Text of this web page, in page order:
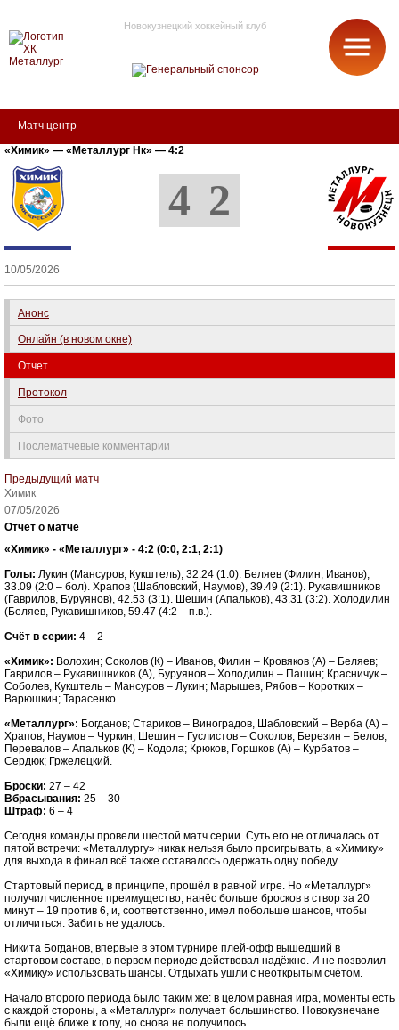
Новокузнецкий хоккейный клуб
Матч центр
«Химик» — «Металлург Нк» — 4:2
4 2
10/05/2026
Анонс
Онлайн (в новом окне)
Отчет
Протокол
Фото
Послематчевые комментарии
Предыдущий матч
Химик
07/05/2026
Отчет о матче
«Химик» - «Металлург» - 4:2 (0:0, 2:1, 2:1)
Голы: Лукин (Мансуров, Кукштель), 32.24 (1:0). Беляев (Филин, Иванов),
33.09 (2:0 – бол). Храпов (Шабловский, Наумов), 39.49 (2:1). Рукавишников
(Гаврилов, Буруянов), 42.53 (3:1). Шешин (Апальков), 43.31 (3:2). Холодилин
(Беляев, Рукавишников, 59.47 (4:2 – п.в.).
Счёт в серии: 4 – 2
«Химик»: Волохин; Соколов (К) – Иванов, Филин – Кровяков (А) – Беляев;
Гаврилов – Рукавишников (А), Буруянов – Холодилин – Пашин; Красничук –
Соболев, Кукштель – Мансуров – Лукин; Марышев, Рябов – Коротких –
Варюшкин; Тарасенко.
«Металлург»: Богданов; Стариков – Виноградов, Шабловский – Верба (А) –
Храпов; Наумов – Чуркин, Шешин – Гуслистов – Соколов; Березин – Белов,
Перевалов – Апальков (К) – Кодола; Крюков, Горшков (А) – Курбатов –
Сердюк; Гржелецкий.
Броски: 27 – 42
Вбрасывания: 25 – 30
Штраф: 6 – 4
Сегодня команды провели шестой матч серии. Суть его не отличалась от
пятой встречи: «Металлургу» никак нельзя было проигрывать, а «Химику»
для выхода в финал всё также оставалось одержать одну победу.
Стартовый период, в принципе, прошёл в равной игре. Но «Металлург»
получил численное преимущество, нанёс больше бросков в створ за 20
минут – 19 против 6, и, соответственно, имел побольше шансов, чтобы
отличиться. Забить не удалось.
Никита Богданов, впервые в этом турнире плей-офф вышедший в
стартовом составе, в первом периоде действовал надёжно. И не позволил
«Химику» использовать шансы. Отдыхать ушли с неоткрытым счётом.
Начало второго периода было таким же: в целом равная игра, моменты есть
с каждой стороны, а «Металлург» получает большинство. Новокузнечане
были ещё ближе к голу, но снова не получилось.